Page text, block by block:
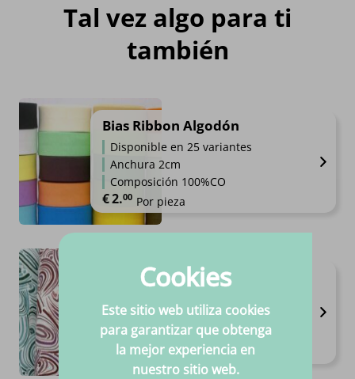
Tal vez algo para ti
también
Bias Ribbon Algodón
Disponible en 25 variantes
Anchura 2cm
Composición 100%CO
€2.00 Por pieza
Terry cepillado
Anchura 1,5 m
Composición 95%CO 5%EL
11. 95 - €17.95Rango de precios: desde
Por metro
Cookies
Este sitio web utiliza cookies
para garantizar que obtenga
la mejor experiencia en
nuestro sitio web.